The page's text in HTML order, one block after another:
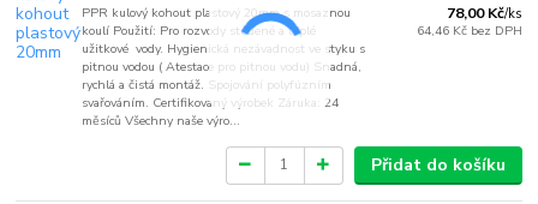
PPR kulový kohout plastový 20mm s mosaznou
koulí Použití: Pro rozvody studené a teplé
užitkové vody. Hygienická nezávadnost ve styku s
pitnou vodou ( Atestace pro pitnou vodu) Snadná,
rychlá a čistá montáž. Spojování polyfúzním
svařováním. Certifikovaný výrobek Záruka: 24
měsíců Všechny naše výro...
78,00 Kč/ks
64,46 Kč bez DPH
Přidat do košíku